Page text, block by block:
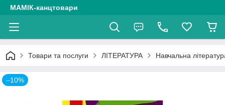
МАМІК-канцтовари
Товари та послуги ЛІТЕРАТУРА Навчальна
–10%